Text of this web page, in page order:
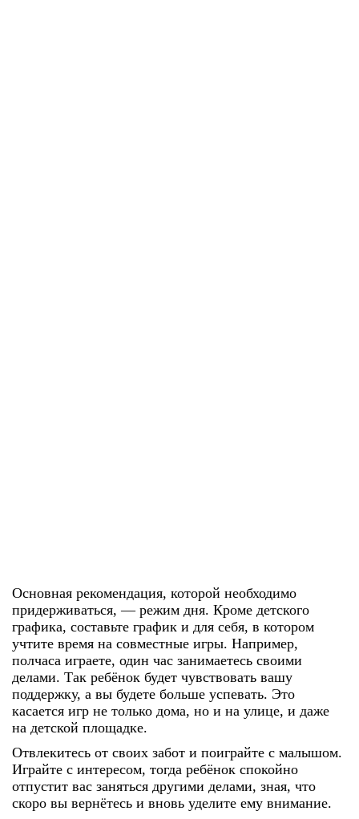
Основная рекомендация, которой необходимо
придерживаться, — режим дня. Кроме детского
графика, составьте график и для себя, в котором
учтите время на совместные игры. Например,
полчаса играете, один час занимаетесь своими
делами. Так ребёнок будет чувствовать вашу
поддержку, а вы будете больше успевать. Это
касается игр не только дома, но и на улице, и даже
на детской площадке.
Отвлекитесь от своих забот и поиграйте с малышом.
Играйте с интересом, тогда ребёнок спокойно
отпустит вас заняться другими делами, зная, что
скоро вы вернётесь и вновь уделите ему внимание.